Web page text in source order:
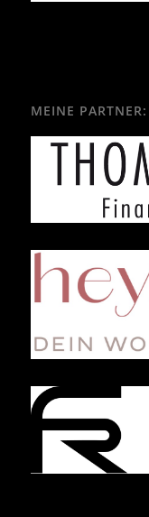
MEINE PARTNER: